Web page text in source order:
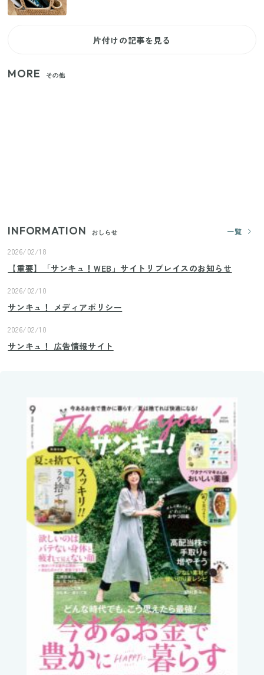
片付けの記事を見る
MORE その他
INFORMATION おしらせ
一覧
2026/02/18
【重要】「サンキュ！WEB」サイトリプレイスのお知らせ
2026/02/10
サンキュ！ メディアポリシー
2026/02/10
サンキュ！ 広告情報サイト